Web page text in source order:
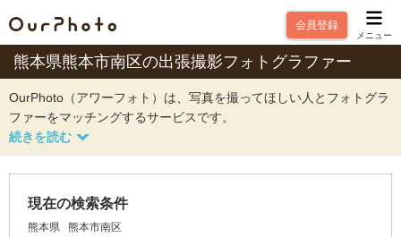
会員登録
メニュー
熊本県熊本市南区の出張撮影フォトグラファー
OurPhoto（アワーフォト）は、写真を撮ってほしい人とフォトグラ
ファーをマッチングするサービスです。
現在の検索条件
熊本県 熊本市南区